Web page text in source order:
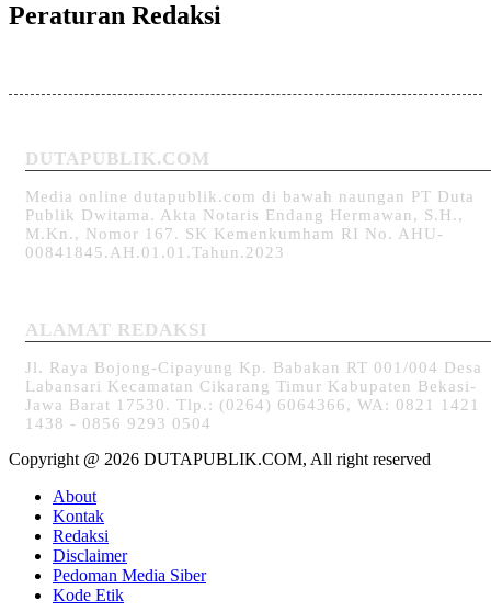
Peraturan Redaksi
DUTAPUBLIK.COM
Media online dutapublik.com di bawah naungan PT Duta
Publik Dwitama. Akta Notaris Endang Hermawan, S.H.,
M.Kn., Nomor 167. SK Kemenkumham RI No. AHU-
00841845.AH.01.01.Tahun.2023
ALAMAT REDAKSI
Jl. Raya Bojong-Cipayung Kp. Babakan RT 001/004 Desa
Labansari Kecamatan Cikarang Timur Kabupaten Bekasi-
Jawa Barat 17530. Tlp.: (0264) 6064366, WA: 0821 1421
1438 - 0856 9293 0504
Copyright @ 2026 DUTAPUBLIK.COM, All right reserved
About
Kontak
Redaksi
Disclaimer
Pedoman Media Siber
Kode Etik